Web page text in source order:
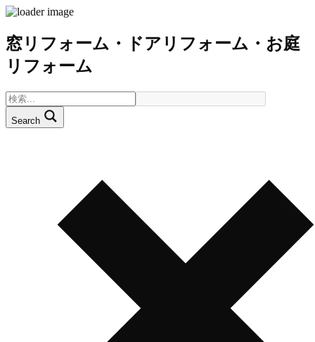
窓リフォーム・ドアリフォーム・お庭
リフォーム
Search